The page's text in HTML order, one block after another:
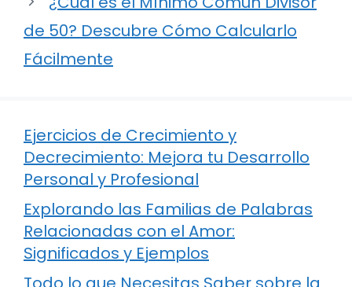
de 50? Descubre Cómo Calcularlo
Fácilmente
Ejercicios de Crecimiento y
Decrecimiento: Mejora tu Desarrollo
Personal y Profesional
Explorando las Familias de Palabras
Relacionadas con el Amor:
Significados y Ejemplos